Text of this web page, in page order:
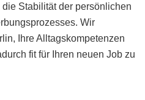
Stabilität der persönlichen
Wir
Ihre Alltagskompetenzen
fit für Ihren neuen Job zu